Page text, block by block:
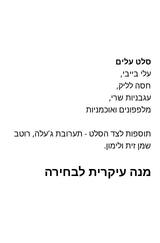
סלט עלים
עלי בייבי,
חסה לליק,
עגבניות שרי,
מלפפונים ואוכמניות
תוספות לצד הסלט - תערובת ג'עלה, רוטב
שמן זית ולימון.
מנה עיקרית לבחירה